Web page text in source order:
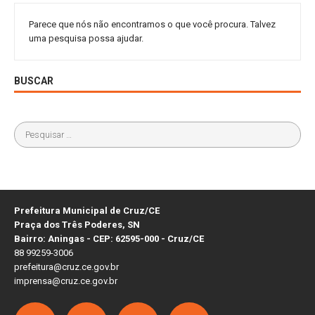
Parece que nós não encontramos o que você procura. Talvez
uma pesquisa possa ajudar.
BUSCAR
Prefeitura Municipal de Cruz/CE
Praça dos Três Poderes, SN
Bairro: Aningas - CEP: 62595-000 - Cruz/CE
88 99259-3006
prefeitura@cruz.ce.gov.br
imprensa@cruz.ce.gov.br